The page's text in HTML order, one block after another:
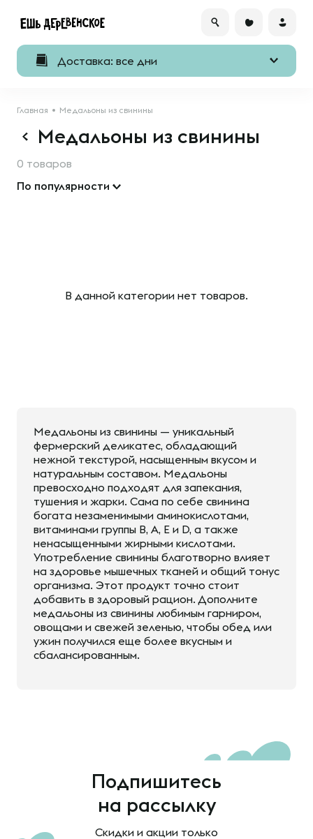
Доставка: все дни
Главная Медальоны из свинины
Медальоны из свинины
0 товаров
По популярности
В данной категории нет товаров.
Медальоны из свинины — уникальный
фермерский деликатес, обладающий
нежной текстурой, насыщенным вкусом и
натуральным составом. Медальоны
превосходно подходят для запекания,
тушения и жарки. Сама по себе свинина
богата незаменимыми аминокислотами,
витаминами группы В, A, E и D, а также
ненасыщенными жирными кислотами.
Употребление свинины благотворно влияет
на здоровье мышечных тканей и общий тонус
организма. Этот продукт точно стоит
добавить в здоровый рацион. Дополните
медальоны из свинины любимым гарниром,
овощами и свежей зеленью, чтобы обед или
ужин получился еще более вкусным и
сбалансированным.
Подпишитесь
на рассылку
Скидки и акции только